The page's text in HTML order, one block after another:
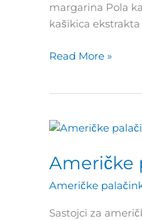
margarina Pola
kašikica
Read More »
Američke
Američke
Sastojci za
Američke
sa
i
medom